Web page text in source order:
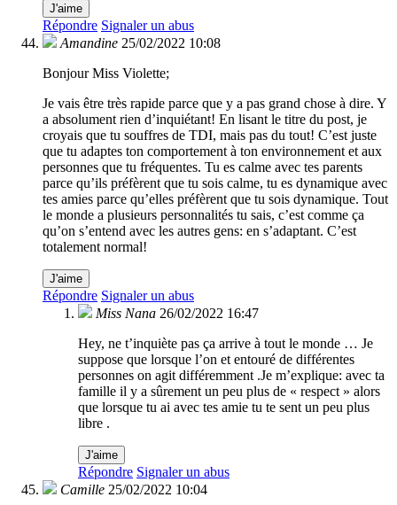
J'aime
Répondre Signaler un abus
Amandine 25/02/2022 10:08
Bonjour Miss Violette;
Je vais être très rapide parce que y a pas grand chose à dire. Y
a absolument rien d’inquiétant! En lisant le titre du post, je
croyais que tu souffres de TDI, mais pas du tout! C’est juste
que tu adaptes ton comportement à ton environnement et aux
personnes que tu fréquentes. Tu es calme avec tes parents
parce qu’ils préfèrent que tu sois calme, tu es dynamique avec
tes amies parce qu’elles préfèrent que tu sois dynamique. Tout
le monde a plusieurs personnalités tu sais, c’est comme ça
qu’on s’entend avec les autres gens: en s’adaptant. C’est
totalement normal!
J'aime
Répondre Signaler un abus
Miss Nana 26/02/2022 16:47
Hey, ne t’inquiète pas ça arrive à tout le monde … Je
suppose que lorsque l’on et entouré de différentes
personnes on agit différemment .Je m’explique: avec ta
famille il y a sûrement un peu plus de « respect » alors
que lorsque tu ai avec tes amie tu te sent un peu plus
libre .
J'aime
Répondre Signaler un abus
Camille 25/02/2022 10:04